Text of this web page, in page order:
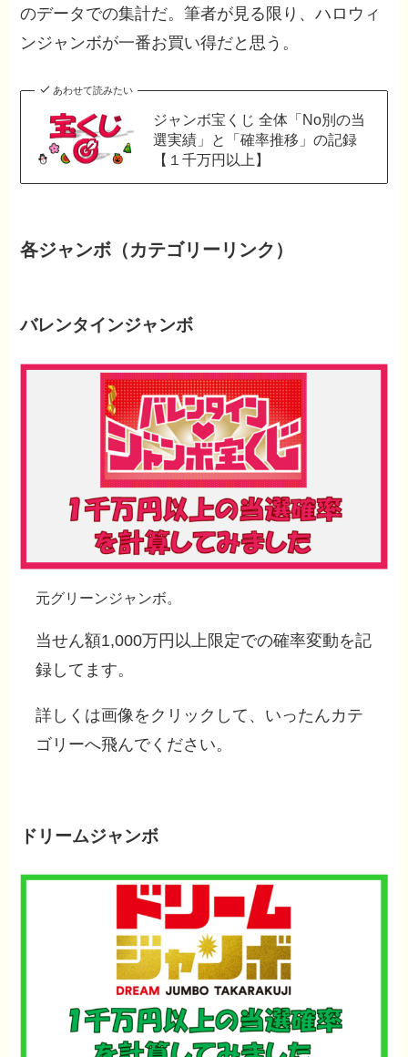
のデータでの集計だ。筆者が見る限り、ハロウィ
ンジャンボが一番お買い得だと思う。
あわせて読みたい
ジャンボ宝くじ 全体「No別の当
選実績」と「確率推移」の記録
【１千万円以上】
各ジャンボ（カテゴリーリンク）
バレンタインジャンボ
元グリーンジャンボ。
当せん額1,000万円以上限定での確率変動を記
録してます。
詳しくは画像をクリック して、いったんカテ
ゴリーへ飛んでください。
ドリームジャンボ